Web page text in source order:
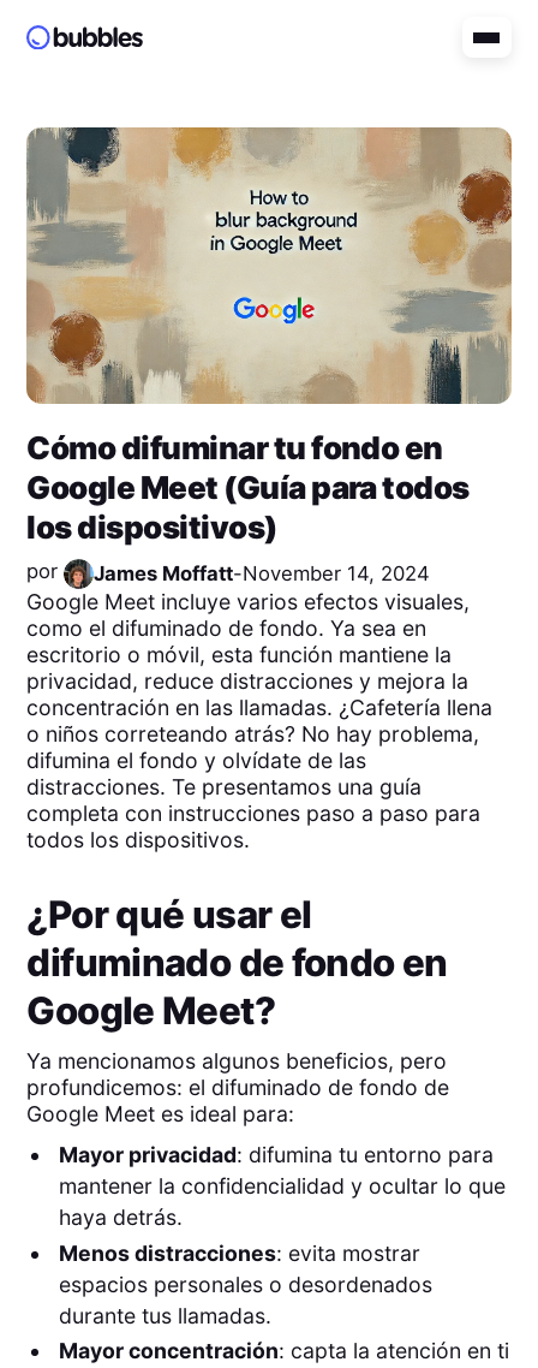
Cómo difuminar tu fondo en
Google Meet (Guía para todos
los dispositivos)
por James Moffatt-November 14, 2024
Google Meet incluye varios efectos visuales,
como el difuminado de fondo. Ya sea en
escritorio o móvil, esta función mantiene la
privacidad, reduce distracciones y mejora la
concentración en las llamadas. ¿Cafetería llena
o niños correteando atrás? No hay problema,
difumina el fondo y olvídate de las
distracciones. Te presentamos una guía
completa con instrucciones paso a paso para
todos los dispositivos.
¿Por qué usar el
difuminado de fondo en
Google Meet?
Ya mencionamos algunos beneficios, pero
profundicemos: el difuminado de fondo de
Google Meet es ideal para:
Mayor privacidad: difumina tu entorno para
mantener la confidencialidad y ocultar lo que
haya detrás.
Menos distracciones: evita mostrar
espacios personales o desordenados
durante tus llamadas.
Mayor concentración: capta la atención en ti